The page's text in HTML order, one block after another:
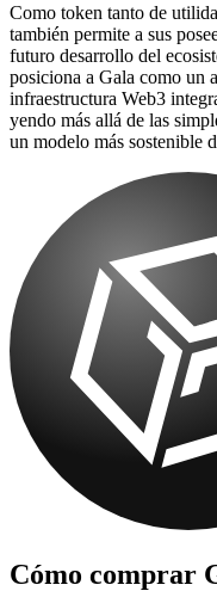
Como token tanto de
también permite a sus
futuro desarrollo del
posiciona a Gala como un
infraestructura Web3
yendo más allá de las
un modelo más sostenible
Cómo comprar